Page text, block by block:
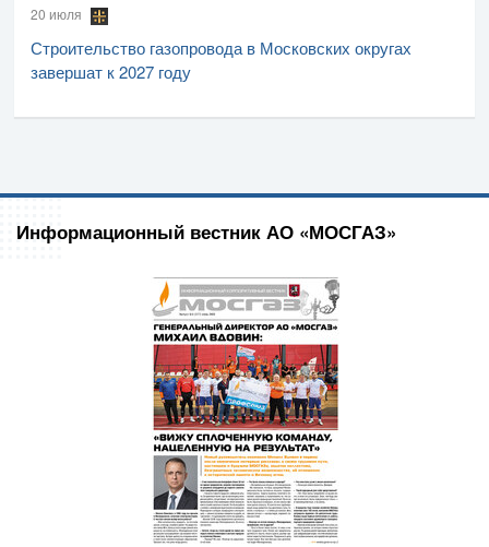
20 июля
Строительство газопровода в Московских округах
завершат к 2027 году
Информационный вестник АО «МОСГАЗ»